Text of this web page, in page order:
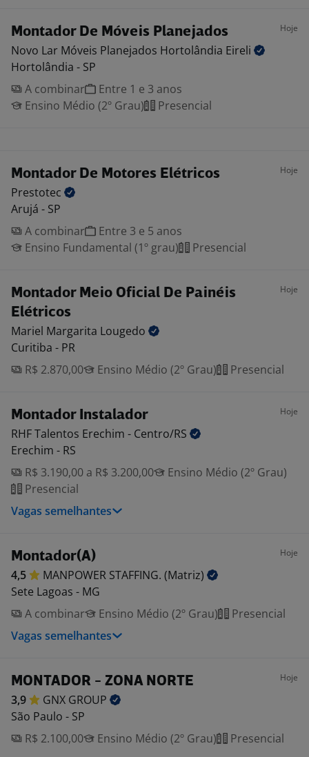
Montador De Móveis Planejados Hoje
Novo Lar Móveis Planejados Hortolândia Eireli
Hortolândia - SP
A combinar
Entre 1 e 3 anos
Ensino Médio (2º Grau)
Presencial
Montador De Motores Elétricos Hoje
Prestotec
Arujá - SP
A combinar
Entre 3 e 5 anos
Ensino Fundamental (1º grau)
Presencial
Montador Meio Oficial De Painéis
Elétricos
Hoje
Mariel Margarita Lougedo
Curitiba - PR
R$ 2.870,00
Ensino Médio (2º Grau) Presencial
Montador Instalador Hoje
RHF Talentos Erechim - Centro/RS
Erechim - RS
R$ 3.190,00 a R$ 3.200,00
Ensino Médio (2º Grau)
Presencial
Vagas semelhantes
Montador(A) Hoje
4,5 MANPOWER STAFFING. (Matriz)
Sete Lagoas - MG
A combinar
Ensino Médio (2º Grau)
Presencial
Vagas semelhantes
MONTADOR - ZONA NORTE Hoje
3,9 GNX GROUP
São Paulo - SP
R$ 2.100,00
Ensino Médio (2º Grau) Presencial